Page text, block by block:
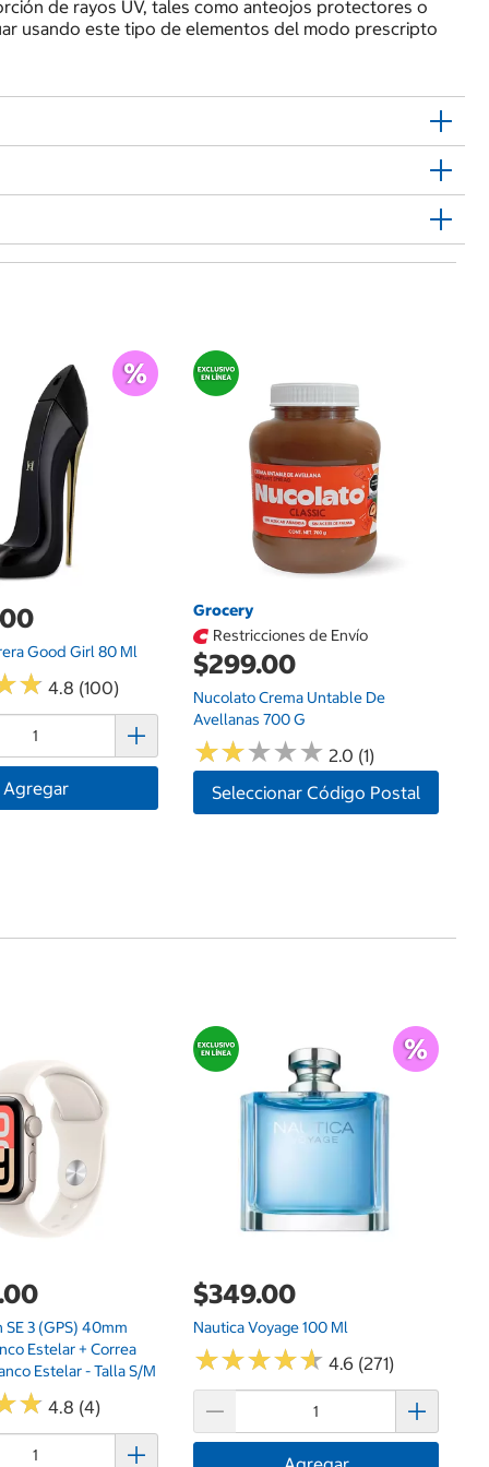
de rayos UV, tales como anteojos protectores o
usando este tipo de elementos del modo prescripto
Good Girl 80 Ml
★
★ 4.8 (100)
Agregar
Grocery
Restricciones de Envío
$299.00
Nucolato Crema Untable De
Avellanas 700 G
★★★★★
★★★★★ 2.0 (1)
Seleccionar Código Postal
3 (GPS) 40mm
Estelar + Correa
Estelar - Talla S/M
★
★ 4.8 (4)
$349.00
Nautica Voyage 100 Ml
★★★★★
★★★★★ 4.6 (271)